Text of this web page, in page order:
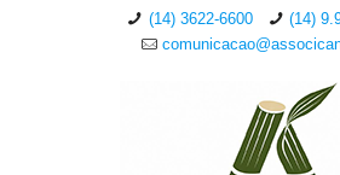
(14) 3622-6600
(14)